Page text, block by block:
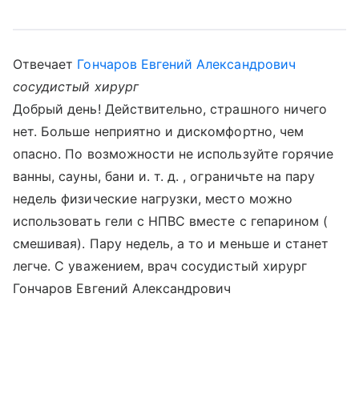
Отвечает Гончаров Евгений Александрович
сосудистый хирург
Добрый день! Действительно, страшного ничего
нет. Больше неприятно и дискомфортно, чем
опасно. По возможности не используйте горячие
ванны, сауны, бани и. т. д. , ограничьте на пару
недель физические нагрузки, место можно
использовать гели с НПВС вместе с гепарином (
смешивая). Пару недель, а то и меньше и станет
легче. С уважением, врач сосудистый хирург
Гончаров Евгений Александрович